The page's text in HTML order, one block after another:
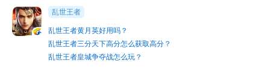
乱世王者
乱世王者黄月英好用吗？
乱世王者三分天下高分怎么获取高分？
乱世王者皇城争夺战怎么玩？